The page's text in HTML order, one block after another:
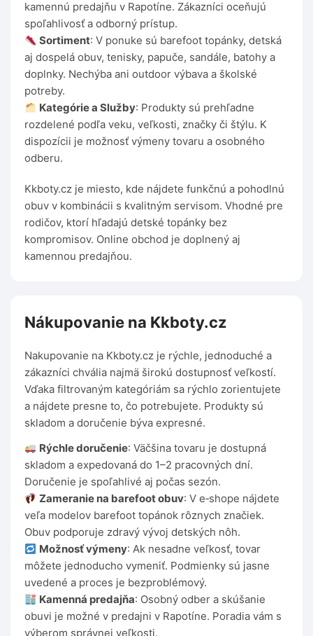
kamennú predajňu v Rapotíne. Zákazníci oceňujú
spoľahlivosť a odborný prístup.
Sortiment: V ponuke sú barefoot topánky, detská
aj dospelá obuv, tenisky, papuče, sandále, batohy a
doplnky. Nechýba ani outdoor výbava a školské
potreby.
Kategórie a Služby: Produkty sú prehľadne
rozdelené podľa veku, veľkosti, značky či štýlu. K
dispozícii je možnosť výmeny tovaru a osobného
odberu.
Kkboty.cz je miesto, kde nájdete funkčnú a pohodlnú
obuv v kombinácii s kvalitným servisom. Vhodné pre
rodičov, ktorí hľadajú detské topánky bez
kompromisov. Online obchod je doplnený aj
kamennou predajňou.
Nákupovanie na Kkboty.cz
Nakupovanie na Kkboty.cz je rýchle, jednoduché a
zákazníci chvália najmä širokú dostupnosť veľkostí.
Vďaka filtrovaným kategóriám sa rýchlo zorientujete
a nájdete presne to, čo potrebujete. Produkty sú
skladom a doručenie býva expresné.
Rýchle doručenie: Väčšina tovaru je dostupná
skladom a expedovaná do 1–2 pracovných dní.
Doručenie je spoľahlivé aj počas sezón.
Zameranie na barefoot obuv: V e‑shope nájdete
veľa modelov barefoot topánok rôznych značiek.
Obuv podporuje zdravý vývoj detských nôh.
Možnosť výmeny: Ak nesadne veľkosť, tovar
môžete jednoducho vymeniť. Podmienky sú jasne
uvedené a proces je bezproblémový.
Kamenná predajňa: Osobný odber a skúšanie
obuvi je možné v predajni v Rapotíne. Poradia vám s
výberom správnej veľkosti.